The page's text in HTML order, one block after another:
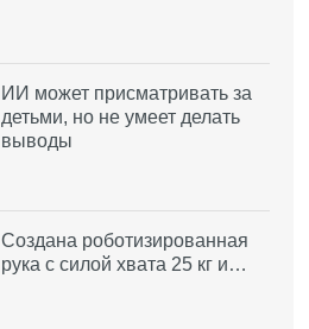
ИИ может присматривать за
детьми, но не умеет делать
выводы
Создана роботизированная
рука с силой хвата 25 кг и…